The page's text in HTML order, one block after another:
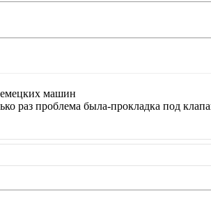
машин
раз проблема была-прокладка под